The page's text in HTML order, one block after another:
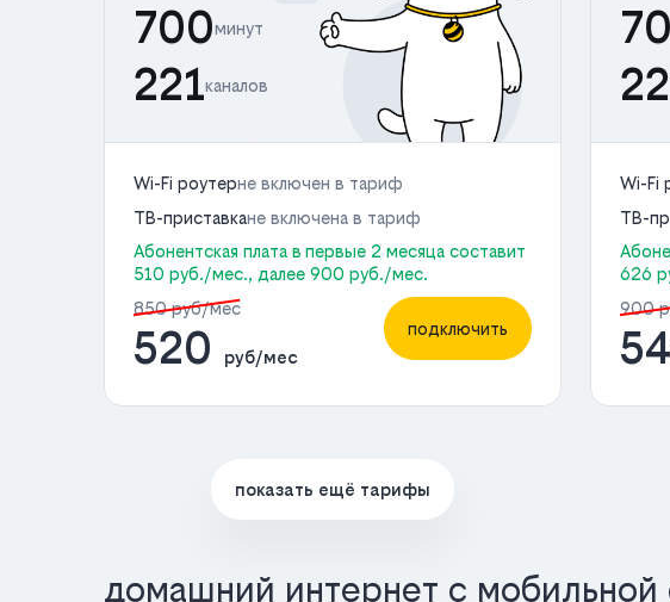
700минут
221каналов
Wi-Fi роутерне включен в тариф
ТВ-приставкане включена в тариф
Абонентская плата в первые 2 месяца составит
510 руб./мес., далее 900 руб./мес.
850 руб/мес
520 руб/мес
подключить
Wi-Fi
ТВ-
626
900
показать ещё тарифы
домашний интернет с мобильной